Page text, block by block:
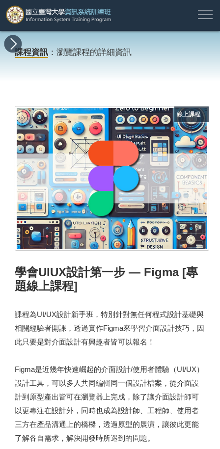
所
有
課
新
消
程
地
資
簡
業
名
名
資
於
本
願
專
註
入
課程資訊 ：瀏覽課程的詳細資訊
線上課程
學會UIUX設計第一步 — Figma [專
題線上課程]
課程為UI/UX設計新手班，特別針對無任何程式設計基礎與
相關經驗者開課，透過實作Figma來學習介面設計技巧，因
此只要是對介面設計有興趣者皆可以報名！
Figma是近幾年快速崛起的介面設計/使用者體驗（UI/UX）
設計工具，可以多人共同編輯同一個設計檔案，從介面設
計到原型產出皆可在瀏覽器上完成，除了讓介面設計師可
以更專注在設計外，同時也成為設計師、工程師、使用者
三方在產品溝通上的橋樑，透過原型的展演，讓彼此更能
了解各自需求，解決開發時所遇到的問題。